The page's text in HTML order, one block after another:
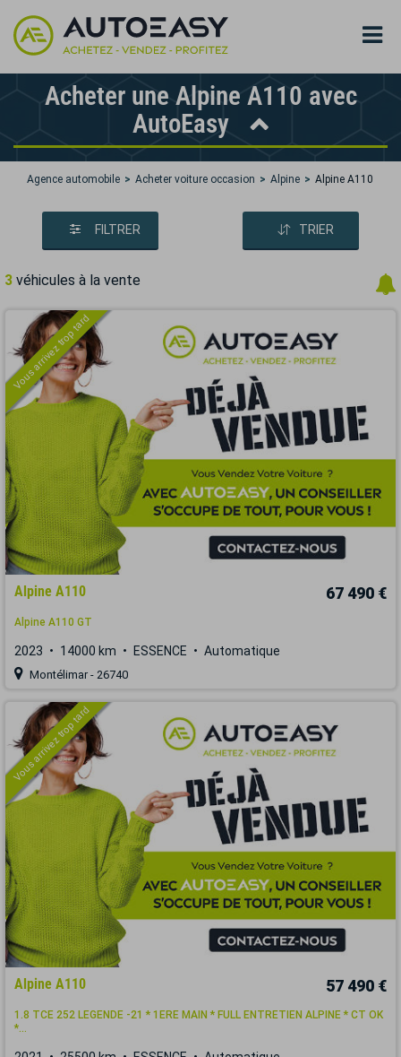
Acheter une Alpine A110 avec
AutoEasy
Agence automobile Acheter voiture occasion Alpine Alpine A110
FILTRER TRIER
3 véhicules à la vente
Vous arrivez trop tard
Alpine A110 67 490 €
Alpine A110 GT
2023 14000 km ESSENCE Automatique
Montélimar - 26740
Vous arrivez trop tard
Alpine A110 57 490 €
1.8 TCE 252 LEGENDE -21 * 1ERE MAIN * FULL ENTRETIEN ALPINE * CT OK
*...